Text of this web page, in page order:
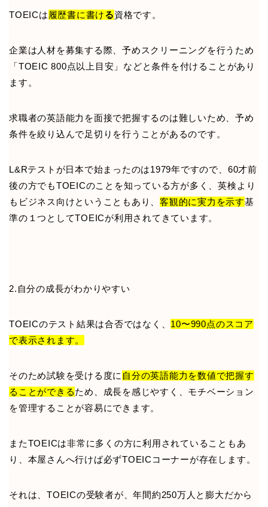
TOEICは 履歴書に書ける資格です。
企業は人材を募集する際、予めスクリーニングを行うため
「TOEIC 800点以上目安」などと条件を付けることがあり
ます。
求職者の英語能力を面接で把握するのは難しいため、予め
条件を絞り込んで足切りを行うことがあるのです。
L&Rテストが日本で始まったのは1979年ですので、60才前
後の方でもTOEICのことを知っている方が多く、英検より
もビジネス向けということもあり、客観的に実力を示す基
準の１つとしてTOEICが利用されてきています。
2.自分の成長がわかりやすい
TOEICのテスト結果は合否ではなく、 10〜990点のスコア
で表示されます。
そのため試験を受ける度に 自分の英語能力を数値で把握す
ることができるため、成長を感じやすく、モチベーション
を管理することが容易にできます。
またTOEICは非常に多くの方に利用されていることもあ
り、本屋さんへ行けば必ずTOEICコーナーが存在します。
それは、TOEICの受験者が、年間約250万人と膨大だから